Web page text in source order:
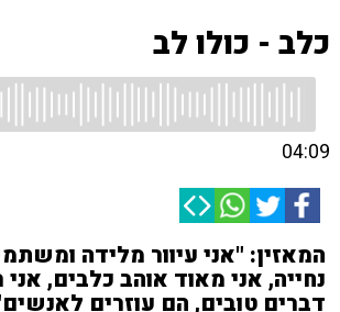
כלב - כולו לב
04:09
המאזין: "אני עיוור מלידה
נחייה, אני מאוד אוהב כלבים,
דברים טובים, הם עוזרים